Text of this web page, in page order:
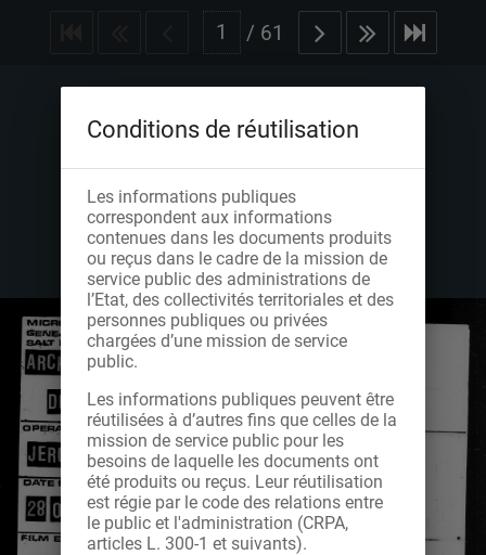
/ 61
Conditions de réutilisation
Les informations publiques
correspondent aux informations
contenues dans les documents produits
ou reçus dans le cadre de la mission de
service public des administrations de
l’Etat, des collectivités territoriales et des
personnes publiques ou privées
chargées d’une mission de service
public.
Les informations publiques peuvent être
réutilisées à d’autres fins que celles de la
mission de service public pour les
besoins de laquelle les documents ont
été produits ou reçus. Leur réutilisation
est régie par le code des relations entre
le public et l'administration (CRPA,
articles L. 300-1 et suivants).